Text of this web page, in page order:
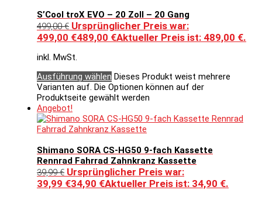
S’Cool troX EVO – 20 Zoll – 20 Gang
499,00€ Ursprünglicher Preis war:
499,00 €489,00 €Aktueller Preis ist: 489,00 €.
inkl. MwSt.
Ausführung wählen Dieses Produkt weist mehrere
Varianten auf. Die Optionen können auf der
Produktseite gewählt werden
Angebot!
Shimano SORA CS-HG50 9-fach Kassette
Rennrad Fahrrad Zahnkranz Kassette
39,99€ Ursprünglicher Preis war:
39,99 €34,90 €Aktueller Preis ist: 34,90 €.